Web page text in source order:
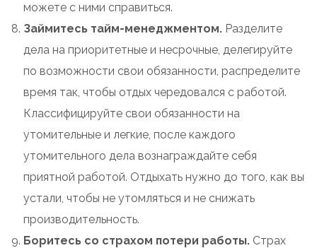
можете с ними справиться.
Займитесь тайм-менеджментом. Разделите
дела на приоритетные и несрочные, делегируйте
по возможности свои обязанности, распределите
время так, чтобы отдых чередовался с работой.
Классифицируйте свои обязанности на
утомительные и легкие, после каждого
утомительного дела вознаграждайте себя
приятной работой. Отдыхать нужно до того, как вы
устали, чтобы не утомляться и не снижать
производительность.
Боритесь со страхом потери работы. Страх